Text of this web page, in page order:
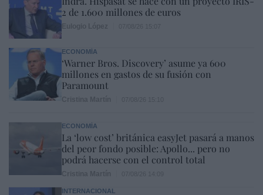
2 de 1.600 millones de euros
ECONOMÍA
‘Warner Bros. Discovery’ asume ya 600
millones en gastos de su fusión con
Paramount
ECONOMÍA
La ‘low cost’ británica easyJet pasará a manos
del peor fondo posible: Apollo... pero no
podrá hacerse con el control total
INTERNACIONAL